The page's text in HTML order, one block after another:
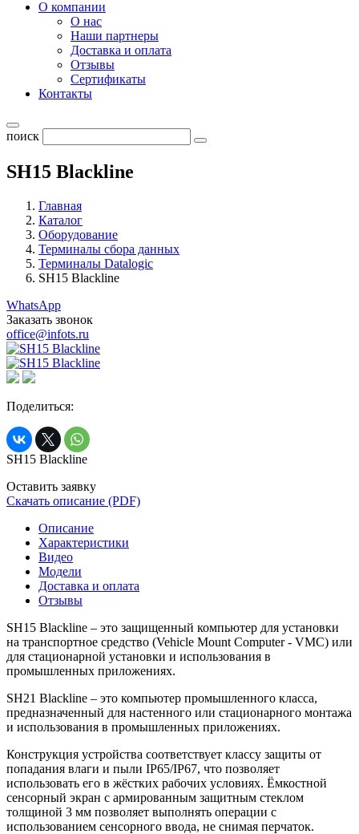
О компании
О нас
Наши партнеры
Доставка и оплата
Отзывы
Сертификаты
Контакты
поиск
SH15 Blackline
Главная
Каталог
Оборудование
Терминалы сбора данных
Терминалы Datalogic
SH15 Blackline
WhatsApp
Заказать звонок
office@infots.ru
Поделиться:
SH15 Blackline
Оставить заявку
Скачать описание (PDF)
Описание
Характеристики
Видео
Модели
Доставка и оплата
Отзывы
SH15 Blackline – это защищенный компьютер для установки
на транспортное средство (Vehicle Mount Computer - VMC) или
для стационарной установки и использования в
промышленных приложениях.
SH21 Blackline – это компьютер промышленного класса,
предназначенный для настенного или стационарного монтажа
и использования в промышленных приложениях.
Конструкция устройства соответствует классу защиты от
попадания влаги и пыли IP65/IP67, что позволяет
использовать его в жёстких рабочих условиях. Ёмкостной
сенсорный экран с армированным защитным стеклом
толщиной 3 мм позволяет выполнять операции с
использованием сенсорного ввода, не снимая перчаток.